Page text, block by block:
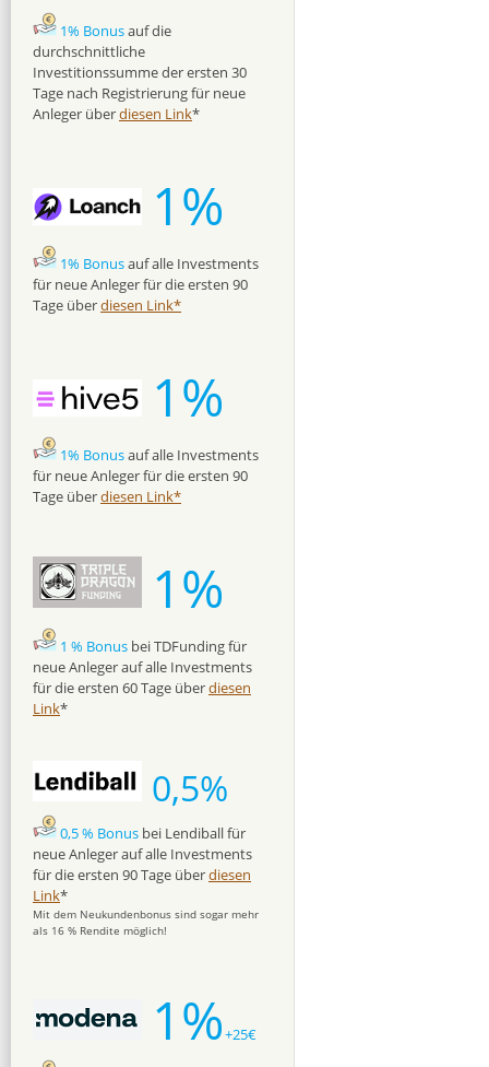
1% Bonusauf die
durchschnittliche
Investitionssumme der ersten 30
Tage nach Registrierung für neue
Anleger überdiesen Link*
1%
1% Bonusauf alle Investments
für neue Anleger für die ersten 90
Tage überdiesen Link*
1%
1% Bonusauf alle Investments
für neue Anleger für die ersten 90
Tage überdiesen Link*
1%
1 % Bonus bei TDFunding für
neue Anleger auf alle Investments
für die ersten 60 Tage überdiesen
Link*
0,5%
0,5 % Bonus bei Lendiball für
neue Anleger auf alle Investments
für die ersten 90 Tage überdiesen
Link*
Mit dem Neukundenbonus sind sogar mehr
als 16 % Rendite möglich!
1%+25€